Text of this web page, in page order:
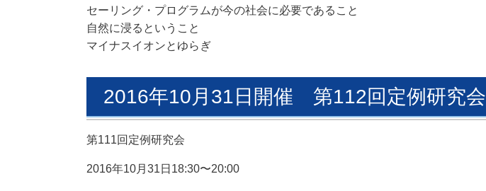
セーリング・プログラムが今の社会に必要であること
自然に浸るということ
マイナスイオンとゆらぎ
2016年10月31日開催 第112回定例研究会
第111回定例研究会
2016年10月31日18:30〜20:00